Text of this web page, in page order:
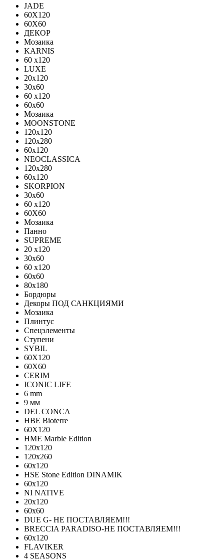
JADE
60X120
60X60
ДЕКОР
Мозаика
KARNIS
60 x120
LUXE
20x120
30х60
60 x120
60x60
Мозаика
MOONSTONE
120x120
120х280
60x120
NEOCLASSICA
120х280
60х120
SKORPION
30х60
60 x120
60X60
Мозаика
Панно
SUPREME
20 x120
30x60
60 x120
60x60
80x180
Бордюры
Декоры ПОД САНКЦИЯМИ
Мозаика
Плинтус
Спецэлементы
Ступени
SYBIL
60X120
60X60
CERIM
ICONIC LIFE
6 mm
9 мм
DEL CONCA
HBE Bioterre
60Х120
HME Marble Edition
120x120
120x260
60x120
HSE Stone Edition DINAMIK
60x120
NI NATIVE
20х120
60х60
DUE G- НЕ ПОСТАВЛЯЕМ!!!
BRECCIA PARADISO-НЕ ПОСТАВЛЯЕМ!!!
60х120
FLAVIKER
4 SEASONS